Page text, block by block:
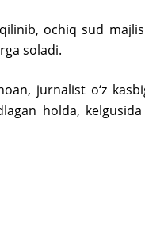
ochiq sud
soladi.
jurnalist o‘z
holda,